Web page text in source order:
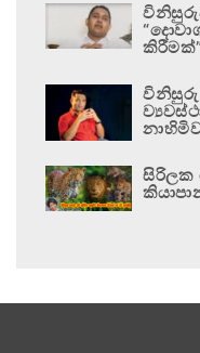
විනිසුරු
සිරිලක